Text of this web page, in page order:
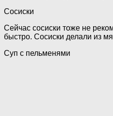
Сосиски
Сейчас сосиски тоже не
быстро. Сосиски делали из
Суп с пельменями